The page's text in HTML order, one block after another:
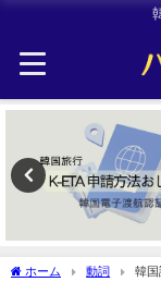
ホーム 動詞
韓